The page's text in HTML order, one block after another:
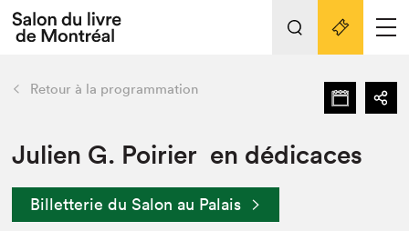
Tout sur l'édition 2022
Actualités
Vidéos et Balados
retour Nos activités
Édition 2022
Liens pratiques
Retour à la programmation
Julien G. Poirier en dédicaces
Billetterie du Salon au Palais